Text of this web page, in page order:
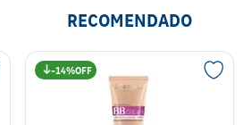
RECOMENDADO
14%